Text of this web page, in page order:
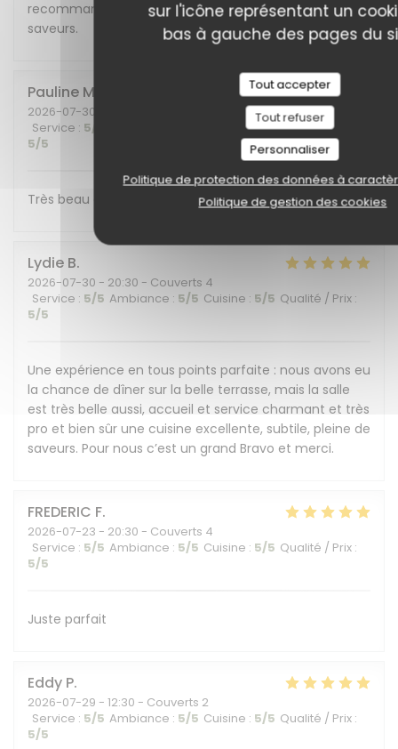
sur l'icône représentant un
bas à gauche des pages du
Tout accepter
Tout refuser
Personnaliser
Politique de protection des données à
Politique de gestion des cookies
recommandons cet endroit plein de charme et de
saveurs.
Pauline M
2026-07-30
Service : 5/5 Cuisine:5/5 Qualité / Prix
5/5
Très beau cadre et belle découverte gustative !
Lydie B
2026-07-30 - 20:30 - Couverts 4
Service : 5/5 Ambiance : 5/5 Cuisine : 5/5 Qualité / Prix :
5/5
Une expérience en tous points parfaite : nous avons eu
la chance de dîner sur la belle terrasse, mais la salle
est très belle aussi, accueil et service charmant et très
pro et bien sûr une cuisine excellente, subtile, pleine de
saveurs. Pour nous c’est un grand Bravo et merci.
FREDERIC F
2026-07-23 - 20:30 - Couverts 4
Service : 5/5 Ambiance : 5/5 Cuisine : 5/5 Qualité / Prix :
5/5
Juste parfait
Eddy P
2026-07-29 - 12:30 - Couverts 2
Service : 5/5 Ambiance : 5/5 Cuisine : 5/5 Qualité / Prix :
5/5